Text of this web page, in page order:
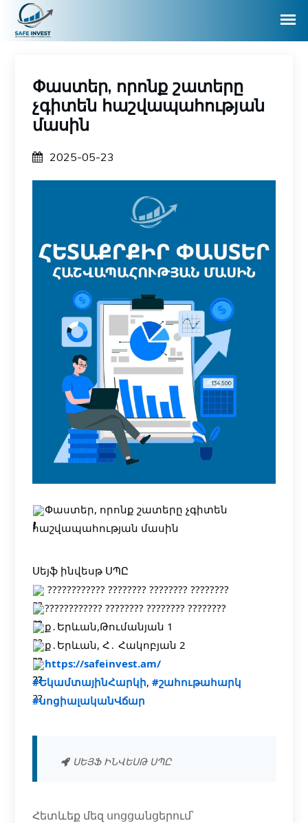
Փաստեր, որոնք շատերը
չգիտեն հաշվապահության
մասին
2025-05-23
Փաստեր, որոնք շատերը չգիտեն
հաշվապահության մասին
Սեյֆ ինվեսթ ՍՊԸ
???????????? ???????? ???????? ????????
???????????? ???????? ???????? ????????
ք․Երևան,Թումանյան 1
ք․Երևան, Հ․ Հակոբյան 2
https://safeinvest.am/
#ԵկամտայինՀարկի,#շահութահարկ
#սոցիալականՎճար
ՍԵՅՖ ԻՆՎԵՍԹ ՍՊԸ
Հետևեք մեզ սոցցանցերում՝